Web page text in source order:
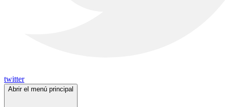
twitter
Abrir el menú principal